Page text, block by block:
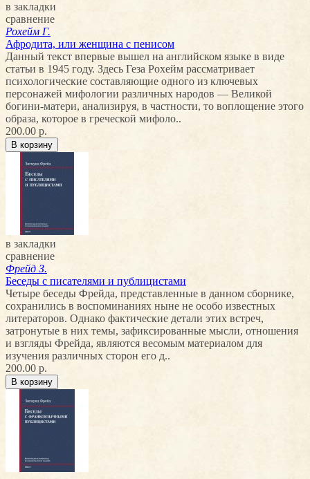
в закладки
сравнение
Рохейм Г.
Афродита, или женщина с пенисом
Данный текст впервые вышел на английском языке в виде
статьи в 1945 году. Здесь Геза Рохейм рассматривает
психологические составляющие одного из ключевых
персонажей мифологии различных народов — Великой
богини-матери, анализируя, в частности, то воплощение этого
образа, которое в греческой мифоло..
200.00 р.
в закладки
сравнение
Фрейд З.
Беседы с писателями и публицистами
Четыре беседы Фрейда, представленные в данном сборнике,
сохранились в воспоминаниях ныне не особо известных
литераторов. Однако фактические детали этих встреч,
затронутые в них темы, зафиксированные мысли, отношения
и взгляды Фрейда, являются весомым материалом для
изучения различных сторон его д..
200.00 р.